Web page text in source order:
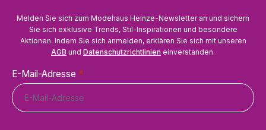
Melden Sie sich zum Modehaus Heinze-Newsletter an und sichern
Sie sich exklusive Trends, Stil-Inspirationen und besondere
Aktionen. Indem Sie sich anmelden, erklären Sie sich mit unseren
AGB und Datenschutzrichtlinien einverstanden.
E-Mail-Adresse *